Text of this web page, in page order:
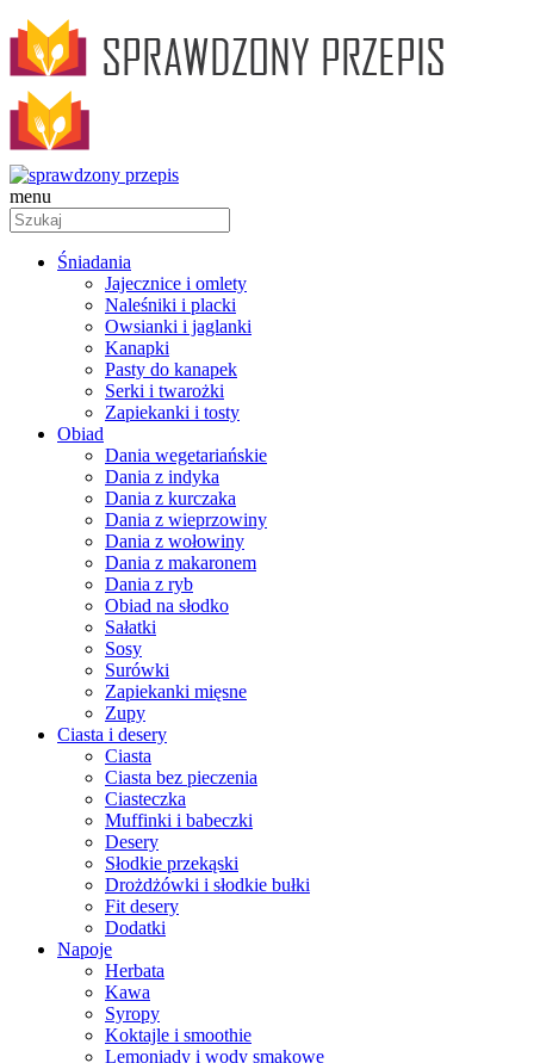
menu
Śniadania
Jajecznice i omlety
Naleśniki i placki
Owsianki i jaglanki
Kanapki
Pasty do kanapek
Serki i twarożki
Zapiekanki i tosty
Obiad
Dania wegetariańskie
Dania z indyka
Dania z kurczaka
Dania z wieprzowiny
Dania z wołowiny
Dania z makaronem
Dania z ryb
Obiad na słodko
Sałatki
Sosy
Surówki
Zapiekanki mięsne
Zupy
Ciasta i desery
Ciasta
Ciasta bez pieczenia
Ciasteczka
Muffinki i babeczki
Desery
Słodkie przekąski
Drożdżówki i słodkie bułki
Fit desery
Dodatki
Napoje
Herbata
Kawa
Syropy
Koktajle i smoothie
Lemoniady i wody smakowe